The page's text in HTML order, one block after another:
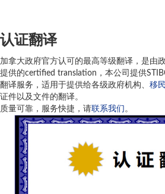
认证翻译
加拿大政府官方认可的最高等级翻译，是由
提供的certified translation，本公司提供
翻译服务，适用于提供给各级政府机构、 移
证件以及文件的翻译。
质量可靠，服务快捷，请联系我们 。